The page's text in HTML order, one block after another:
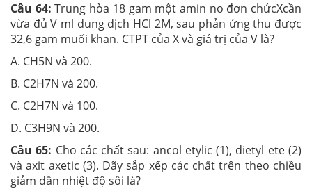
Câu 64: Trung hòa 18 gam một amin no đơn chứcXcần
vừa đủ V ml dung dịch HCl 2M, sau phản ứng thu được
32,6 gam muối khan. CTPT của X và giá trị của V là?
A. CH5N và 200.
B. C2H7N và 200.
C. C2H7N và 100.
D. C3H9N và 200.
Câu 65: Cho các chất sau: ancol etylic (1), đietyl ete (2)
và axit axetic (3). Dãy sắp xếp các chất trên theo chiều
giảm dần nhiệt độ sôi là?